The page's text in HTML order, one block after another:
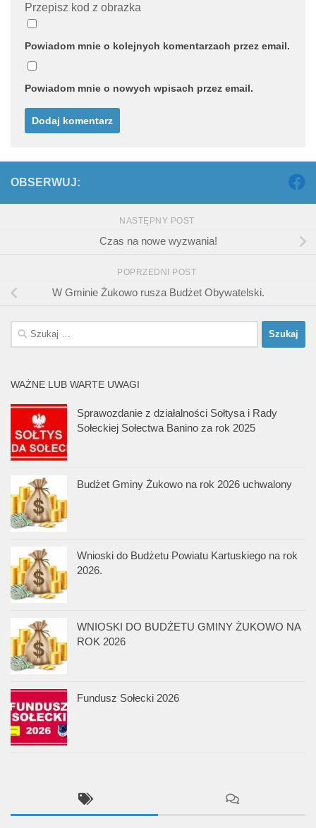
Przepisz kod z obrazka
Powiadom mnie o kolejnych komentarzach przez email.
Powiadom mnie o nowych wpisach przez email.
OBSERWUJ:
NASTĘPNY POST
Czas na nowe wyzwania!
POPRZEDNI POST
W Gminie Żukowo rusza Budżet Obywatelski.
Szukaj:
WAŻNE LUB WARTE UWAGI
Sprawozdanie z działalności Sołtysa i Rady
Sołeckiej Sołectwa Banino za rok 2025
Budżet Gminy Żukowo na rok 2026 uchwalony
Wnioski do Budżetu Powiatu Kartuskiego na rok
2026.
WNIOSKI DO BUDŻETU GMINY ŻUKOWO NA
ROK 2026
Fundusz Sołecki 2026